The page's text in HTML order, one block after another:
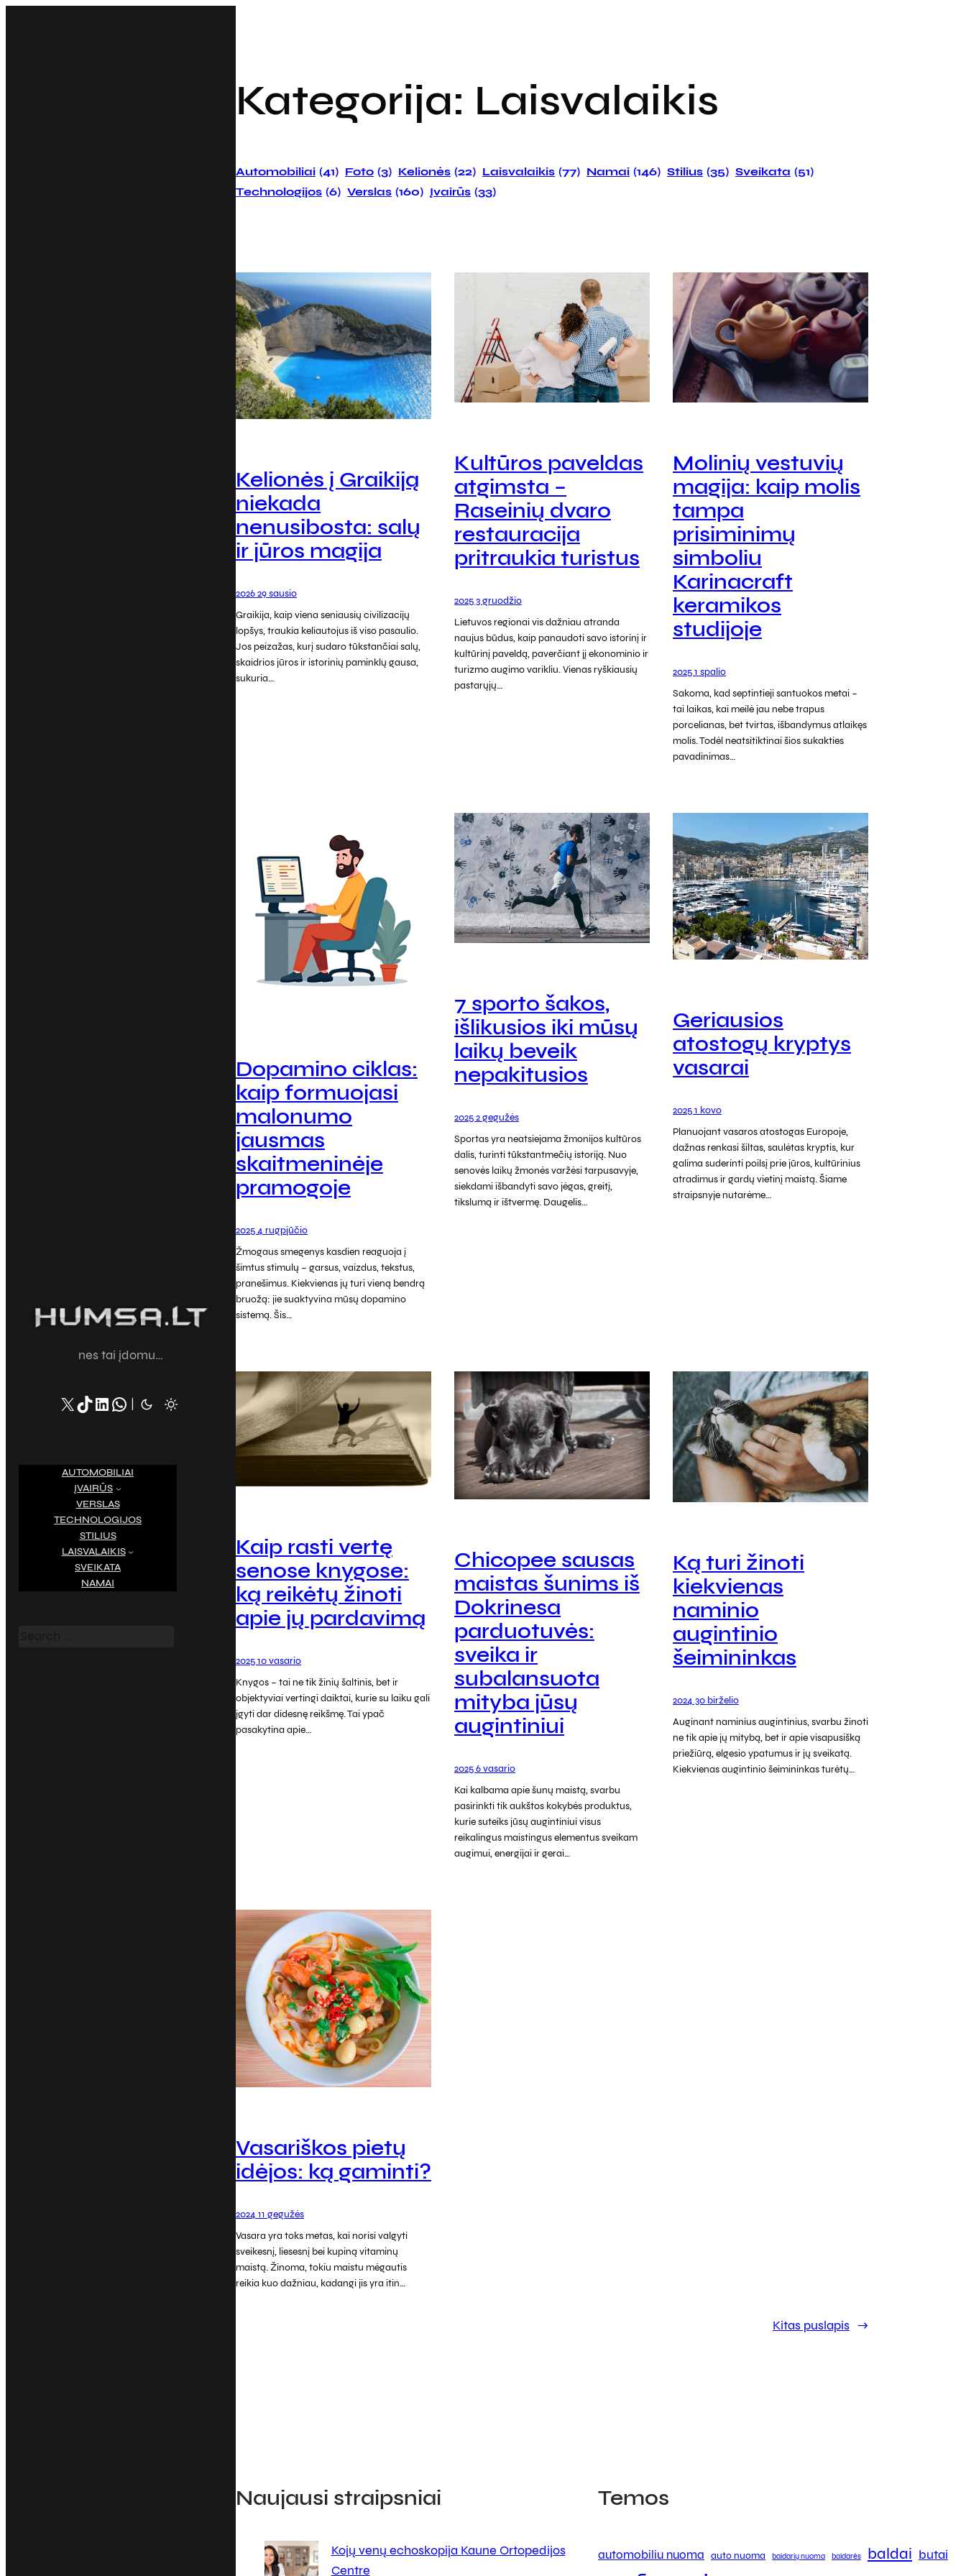
nes tai įdomu…
X TikTok LinkedIn WhatsApp
AUTOMOBILIAI
ĮVAIRŪS
VERSLAS
TECHNOLOGIJOS
STILIUS
LAISVALAIKIS
SVEIKATA
NAMAI
Kategorija: Laisvalaikis
Automobiliai (41) Foto (3) Kelionės (22) Laisvalaikis (77) Namai (146) Stilius (35) Sveikata (51)
Technologijos (6) Verslas (160) Įvairūs (33)
Kelionės į Graikiją
niekada
nenusibosta: salų
ir jūros magija
2026 29 sausio
Graikija, kaip viena seniausių civilizacijų
lopšys, traukia keliautojus iš viso pasaulio.
Jos peizažas, kurį sudaro tūkstančiai salų,
skaidrios jūros ir istorinių paminklų gausa,
sukuria…
Kultūros paveldas
atgimsta –
Raseinių dvaro
restauracija
pritraukia turistus
2025 3 gruodžio
Lietuvos regionai vis dažniau atranda
naujus būdus, kaip panaudoti savo istorinį ir
kultūrinį paveldą, paverčiant jį ekonominio ir
turizmo augimo varikliu. Vienas ryškiausių
pastarųjų…
Molinių vestuvių
magija: kaip molis
tampa
prisiminimų
simboliu
Karinacraft
keramikos
studijoje
2025 1 spalio
Sakoma, kad septintieji santuokos metai –
tai laikas, kai meilė jau nebe trapus
porcelianas, bet tvirtas, išbandymus atlaikęs
molis. Todėl neatsitiktinai šios sukakties
pavadinimas…
Dopamino ciklas:
kaip formuojasi
malonumo
jausmas
skaitmeninėje
pramogoje
2025 4 rugpjūčio
Žmogaus smegenys kasdien reaguoja į
šimtus stimulų – garsus, vaizdus, tekstus,
pranešimus. Kiekvienas jų turi vieną bendrą
bruožą: jie suaktyvina mūsų dopamino
sistemą. Šis…
7 sporto šakos,
išlikusios iki mūsų
laikų beveik
nepakitusios
2025 2 gegužės
Sportas yra neatsiejama žmonijos kultūros
dalis, turinti tūkstantmečių istoriją. Nuo
senovės laikų žmonės varžėsi tarpusavyje,
siekdami išbandyti savo jėgas, greitį,
tikslumą ir ištvermę. Daugelis…
Geriausios
atostogų kryptys
vasarai
2025 1 kovo
Planuojant vasaros atostogas Europoje,
dažnas renkasi šiltas, saulėtas kryptis, kur
galima suderinti poilsį prie jūros, kultūrinius
atradimus ir gardų vietinį maistą. Šiame
straipsnyje nutarėme…
Kaip rasti vertę
senose knygose:
ką reikėtų žinoti
apie jų pardavimą
2025 10 vasario
Knygos – tai ne tik žinių šaltinis, bet ir
objektyviai vertingi daiktai, kurie su laiku gali
įgyti dar didesnę reikšmę. Tai ypač
pasakytina apie…
Chicopee sausas
maistas šunims iš
Dokrinesa
parduotuvės:
sveika ir
subalansuota
mityba jūsų
augintiniui
2025 6 vasario
Kai kalbama apie šunų maistą, svarbu
pasirinkti tik aukštos kokybės produktus,
kurie suteiks jūsų augintiniui visus
reikalingus maistingus elementus sveikam
augimui, energijai ir gerai…
Ką turi žinoti
kiekvienas
naminio
augintinio
šeimininkas
2024 30 birželio
Auginant naminius augintinius, svarbu žinoti
ne tik apie jų mitybą, bet ir apie visapusišką
priežiūrą, elgesio ypatumus ir jų sveikatą.
Kiekvienas augintinio šeimininkas turėtų…
Vasariškos pietų
idėjos: ką gaminti?
2024 11 gegužės
Vasara yra toks metas, kai norisi valgyti
sveikesnį, liesesnį bei kupiną vitaminų
maistą. Žinoma, tokiu maistu mėgautis
reikia kuo dažniau, kadangi jis yra itin…
Kitas puslapis →
Naujausi straipsniai
Kojų venų echoskopija Kaune Ortopedijos
Centre
Temos
automobiliu nuoma auto nuoma baidarių nuoma baidarės baldai butai